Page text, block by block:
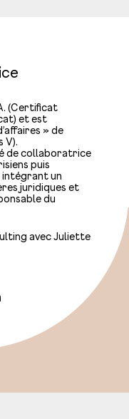
(Certificat
et est
» de
V).
de collaboratrice
puis
intégrant un
juridiques et
du
avec Juliette